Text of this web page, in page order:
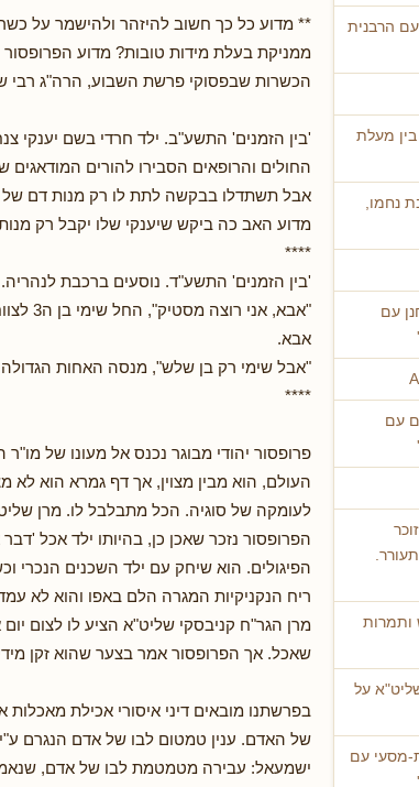
הרבנית
מעלת
נחמו,
עם
עם
ותמרות
על
מסעי עם
** מדוע כל כך חשוב להיזהר ולהישמר על
ממניקת בעלת מידות טובות? מדוע
הכשרות שבפסוקי פרשת השבוע, הרה"ג רבי
'בין הזמנים' התשע"ב. ילד חרדי בשם יענקי
החולים והרופאים הסבירו להורים
אבל תשתדלו בבקשה לתת לו רק מנות דם של
מדוע האב כה ביקש שיענקי שלו יקבל רק
****
'בין הזמנים' התשע"ד. נוסעים ברכבת
"אבא,
אבא.
"אבל שימי רק בן שלש", מנסה האחות
****
פרופסור יהודי מבוגר נכנס אל מעונו של
העולם, הוא מבין מצוין, אך דף גמרא הוא לא
לעומקה של סוגיה. הכל מתבלבל לו. מרן
הפרופסור נזכר שאכן כן, בהיותו ילד אכל
הפיגולים. הוא שיחק עם ילד השכנים הנכרי
ריח הנקניקיות המגרה הלם באפו והוא לא
מרן הגר"ח קניבסקי שליט"א הציע לו לצום
שאכל. אך הפרופסור אמר בצער שהוא זקן
בפרשתנו מובאים דיני איסורי אכילת מאכלות
של האדם. ענין טמטום לבו של אדם הנגרם
ישמעאל: עבירה מטמטמת לבו של אדם,